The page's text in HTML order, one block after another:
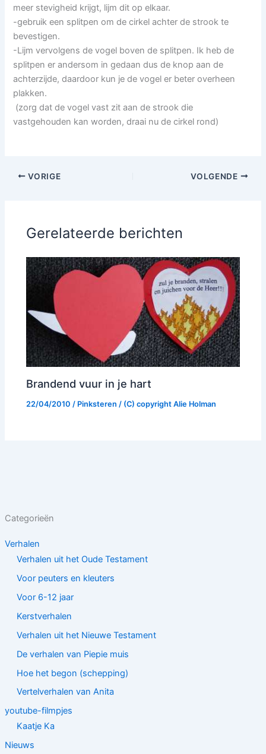
Categorieën
Verhalen
Verhalen uit het Oude Testament
Voor peuters en kleuters
Voor 6-12 jaar
Kerstverhalen
Verhalen uit het Nieuwe Testament
De verhalen van Piepie muis
Hoe het begon (schepping)
Vertelverhalen van Anita
youtube-filmpjes
Kaatje Ka
Nieuws
meer stevigheid krijgt, lijm dit op elkaar.
-gebruik een splitpen om de cirkel achter de strook te
bevestigen.
-Lijm vervolgens de vogel boven de splitpen. Ik heb de
splitpen er andersom in gedaan dus de knop aan de
achterzijde, daardoor kun je de vogel er beter overheen
plakken.
(zorg dat de vogel vast zit aan de strook die
vastgehouden kan worden, draai nu de cirkel rond)
VORIGE VOLGENDE
Gerelateerde berichten
Brandend vuur in je hart
22/04/2010 / Pinksteren / (C) copyrightAlie Holman